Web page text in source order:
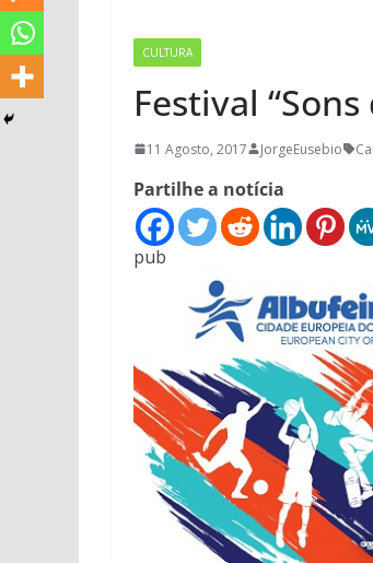
CULTURA
Festival
11 Agosto, 2017 JorgeEusebio
Partilhe a notícia
pub